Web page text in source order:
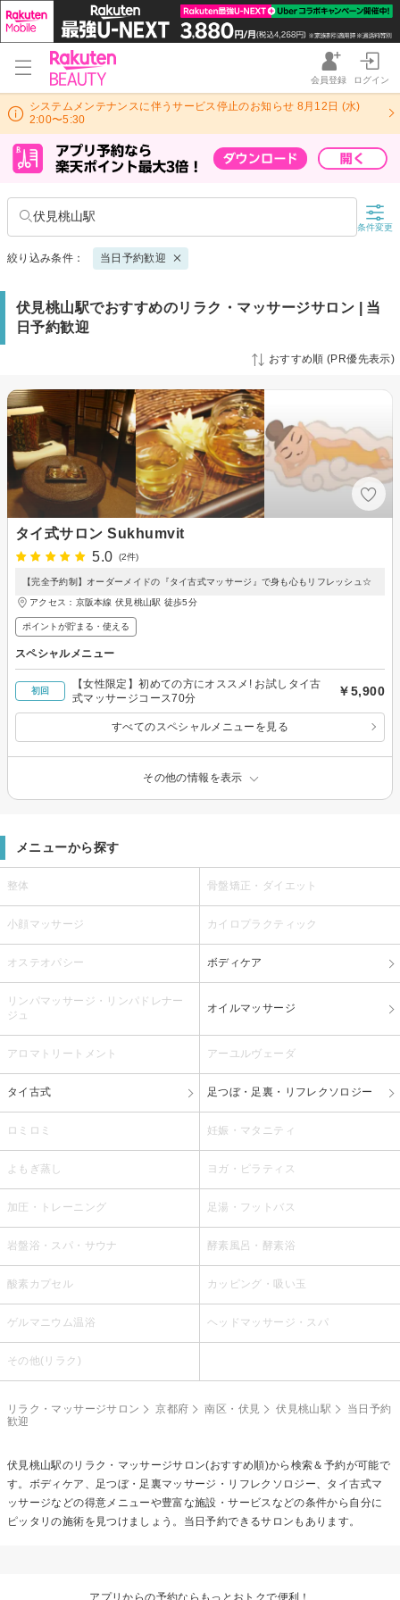
会員登録 ログイン
システムメンテナンスに伴うサービス停止のお知らせ 8月12日 (水)
2:00〜5:30
伏見桃山駅
条件変更
絞り込み条件： 当日予約歓迎
伏見桃山駅でおすすめのリラク・マッサージサロン | 当
日予約歓迎
おすすめ順 (PR優先表示)
タイ式サロン Sukhumvit
5.0
(2件)
【完全予約制】オーダーメイドの『タイ古式マッサージ』で身も心もリフレッシュ☆
アクセス：京阪本線 伏見桃山駅 徒歩5分
ポイントが貯まる・使える
スペシャルメニュー
初回
【女性限定】初めての方にオススメ! お試しタイ古
式マッサージコース70分
￥5,900
すべてのスペシャルメニューを見る
その他の情報を表示
メニューから探す
整体 骨盤矯正・ダイエット
小顔マッサージ カイロプラクティック
オステオパシー ボディケア
リンパマッサージ・リンパドレナー
ジュ
オイルマッサージ
アロマトリートメント アーユルヴェーダ
タイ古式 足つぼ・足裏・リフレクソロジー
ロミロミ 妊娠・マタニティ
よもぎ蒸し ヨガ・ピラティス
加圧・トレーニング 足湯・フットバス
岩盤浴・スパ・サウナ 酵素風呂・酵素浴
酸素カプセル カッピング・吸い玉
ゲルマニウム温浴 ヘッドマッサージ・スパ
その他(リラク)
リラク・マッサージサロン 京都府 南区・伏見 伏見桃山駅
当日予約
歓迎
伏見桃山駅のリラク・マッサージサロン(おすすめ順)から検索＆予約が可能で
す。ボディケア、足つぼ・足裏マッサージ・リフレクソロジー、タイ古式マ
ッサージなどの得意メニューや豊富な施設・サービスなどの条件から自分に
ピッタリの施術を見つけましょう。当日予約できるサロンもあります。
アプリからの予約ならもっとおトクで便利！